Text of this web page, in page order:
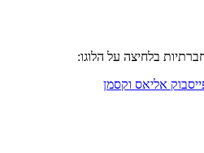
בלחיצה על הלוגו: